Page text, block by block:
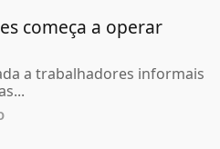
começa a operar
a trabalhadores informais